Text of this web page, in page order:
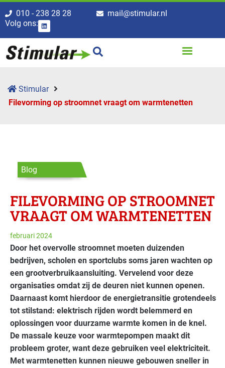
010 - 238 28 28
mail@stimular.nl
Volg ons:
Stimular
Filevorming op stroomnet vraagt om warmtenetten
Blog
FILEVORMING OP STROOMNET
VRAAGT OM WARMTENETTEN
februari 2024
Door het overvolle stroomnet moeten duizenden
bedrijven, scholen en sportclubs soms jaren wachten op
een grootverbruikaansluiting. Vervelend voor deze
organisaties omdat zij de deuren niet kunnen openen.
Daarnaast komt hierdoor de energietransitie grotendeels
tot stilstand: elektrisch rijden wordt belemmerd en
oplossingen voor duurzame warmte komen in de knel.
De massale keuze voor warmtepompen maakt dit
probleem groter, want deze gebruiken veel elektriciteit.
Met warmtenetten kunnen nieuwe gebouwen sneller in